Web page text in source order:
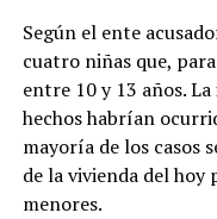
Según el ente
cuatro niñas que,
entre 10 y 13 años.
hechos habrían
mayoría de los casos
de la vivienda del hoy
menores.